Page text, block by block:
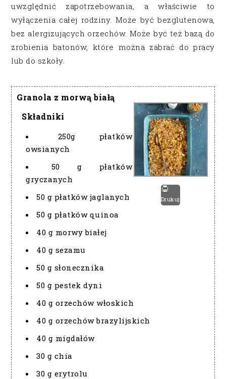
uwzględnić zapotrzebowania, a właściwie to
wyłączenia całej rodziny. Może być bezglutenowa,
bez alergizujących orzechów. Może być też bazą do
zrobienia batonów, które można zabrać do pracy
lub do szkoły.
Granola z morwą białą
Drukuj
Składniki
250g płatków
owsianych
50 g płatków
gryczanych
50 g płatków jaglanych
50 g płatków quinoa
40 g morwy białej
40 g sezamu
50 g słonecznika
50 g pestek dyni
40 g orzechów włoskich
40 g orzechów brazylijskich
40 g migdałów
30 g chia
30 g erytrolu